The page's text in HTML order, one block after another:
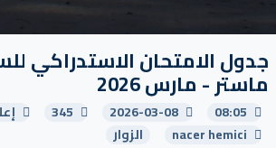
جدول الامتحان الاستدراكي
ماستر - مارس 2026
08:05
2026-03-08
345
nacer hemici
الزوار